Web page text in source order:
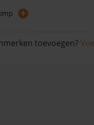
+
toevoegen?